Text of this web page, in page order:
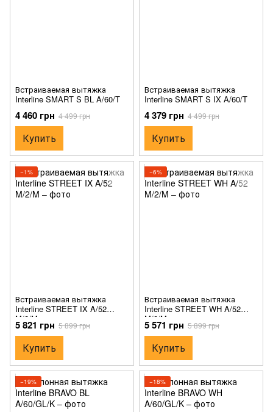
Встраиваемая вытяжка
Interline SMART S BL A/60/T
4 460 грн 4 499 грн
Купить
Встраиваемая вытяжка
Interline SMART S IX A/60/T
4 379 грн 4 499 грн
Купить
−1%
Встраиваемая вытяжка
Interline STREET IX A/52
M/2/M
5 821 грн 5 899 грн
Купить
−6%
Встраиваемая вытяжка
Interline STREET WH A/52
M/2/M
5 571 грн 5 899 грн
Купить
−19% −18%